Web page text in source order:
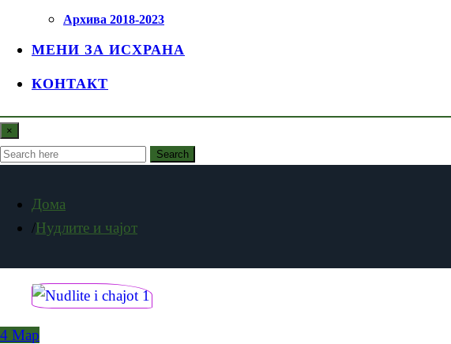
Архива 2018-2023
МЕНИ ЗА ИСХРАНА
КОНТАКТ
×
Search
Дома
Нудлите и чајот
4 Мар